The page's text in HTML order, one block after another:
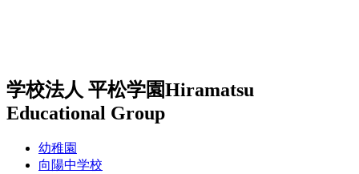
学校法人 平松学園Hiramatsu
Educational Group
幼稚園
向陽中学校